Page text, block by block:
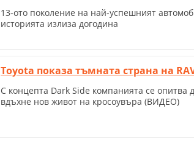
13-ото поколение на най-успешният
историята излиза догодина
Toyota показа тъмната страна на
С концепта Dark Side компанията се опитва
вдъхне нов живот на кросоувъра (ВИДЕО)